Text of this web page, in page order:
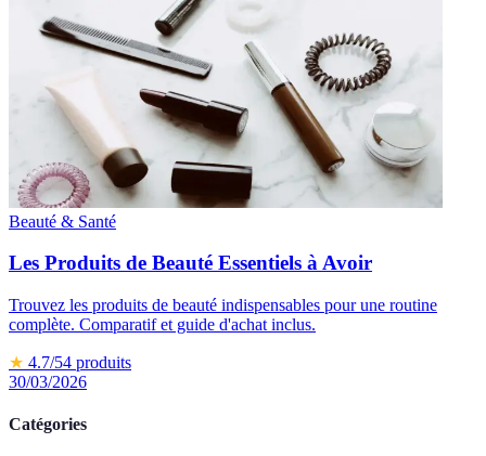
Beauté & Santé
Les Produits de Beauté Essentiels à Avoir
Trouvez les produits de beauté indispensables pour une routine
complète. Comparatif et guide d'achat inclus.
★ 4.7/54 produits
30/03/2026
Catégories